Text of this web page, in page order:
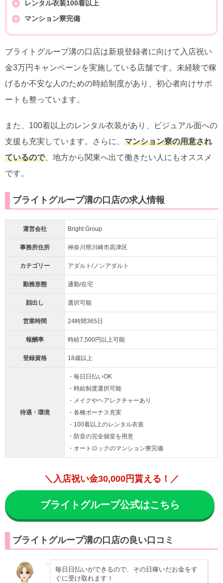
レンタル衣装100着以上
マンション寮完備
ブライトグループ溝の口店は新規登録者に向けて入店祝い
金3万円キャンペーンを実施している店舗です。未経験で稼
げるか不安な人のための時給制度があり、初心者向けサポ
ートも整っています。
また、100着以上のレンタル衣装があり、ビジュアル面への
支援も充実しています。さらに、 マンション寮の用意され
ているので、地方から関東へ出て働きたい人にもオススメ
です。
ブライトグループ溝の口店の求人情報
運営会社 Bright Group
事務所住所 神奈川県川崎市高津区
カテゴリー アダルト/ノンアダルト
勤務形態 通勤/在宅
顔出し 選択可能
営業時間 24時間365日
報酬率 時給7,500円以上可能
登録資格 18歳以上
待遇・環境
・毎日日払いOK
・時給制度選択可能
・メイクやヘアレクチャーあり
・各種ボーナス充実
・100着以上のレンタル衣装
・防音の完全個室を用意
・オートロックのマンション寮完備
＼入店祝い金30,000円貰える！／
ブライトグループ公式はこちら
ブライトグループ溝の口店の良い口コミ
毎日日払いができるので、その日稼いだお金をす
ぐに受け取れます！